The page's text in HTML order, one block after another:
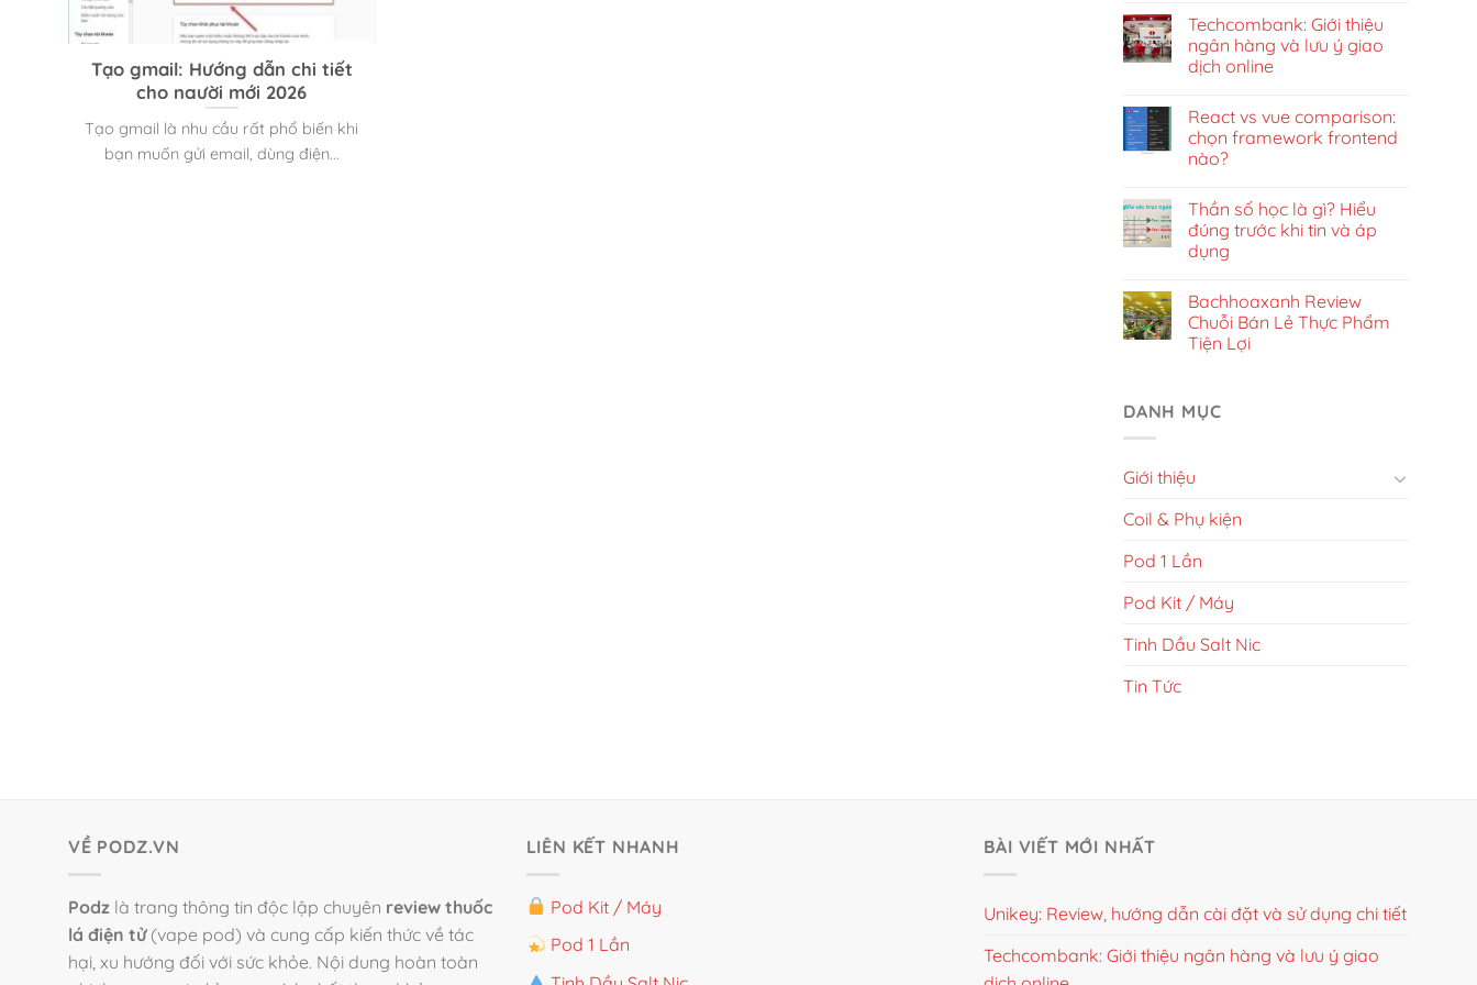
Tạo gmail: Hướng dẫn chi tiết
cho người mới 2026
Tạo gmail là nhu cầu rất phổ biến khi
bạn muốn gửi email, dùng điện...
Techcombank: Giới thiệu
ngân hàng và lưu ý giao
dịch online
React vs vue comparison:
chọn framework frontend
nào?
Thần số học là gì? Hiểu
đúng trước khi tin và áp
dụng
Bachhoaxanh Review
Chuỗi Bán Lẻ Thực Phẩm
Tiện Lợi
DANH MỤC
Giới thiệu
Coil & Phụ kiện
Pod 1 Lần
Pod Kit / Máy
Tinh Dầu Salt Nic
Tin Tức
VỀ PODZ.VN
Podz là trang thông tin độc lập chuyên review thuốc
lá điện tử(vape pod) và cung cấp kiến thức về tác
hại, xu hướng đối với sức khỏe. Nội dung hoàn toàn
LIÊN KẾT NHANH
Pod Kit / Máy
Pod 1 Lần
BÀI VIẾT MỚI NHẤT
Unikey: Review, hướng dẫn cài đặt và sử dụng chi tiết
Techcombank: Giới thiệu ngân hàng và lưu ý giao